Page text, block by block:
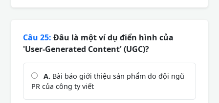
Câu 25: Đâu là một ví dụ điển hình của
'User-Generated Content' (UGC)?
A. Bài báo giới thiệu sản phẩm do đội ngũ
PR của công ty viết